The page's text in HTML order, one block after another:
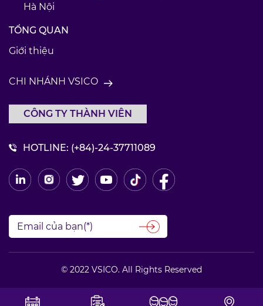
Hà Nội
TỔNG QUAN
Giới thiệu
CHI NHÁNH VSICO
CÔNG TY THÀNH VIÊN
HOTLINE: (+84)-24-37711089
© 2022 VSICO. All Rights Reserved